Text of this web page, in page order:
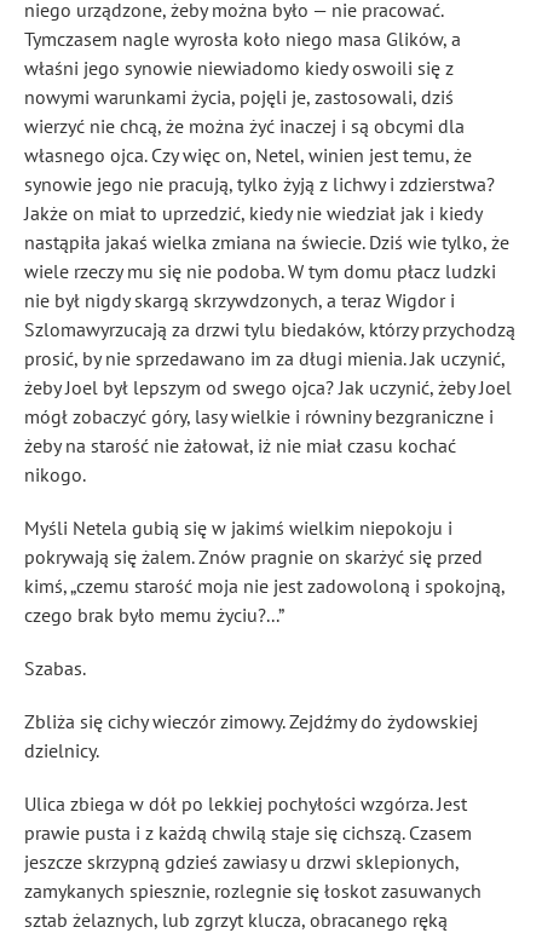
niego urządzone, żeby można było — nie pracować.
Tymczasem nagle wyrosła koło niego masa Glików, a
właśni jego synowie niewiadomo kiedy oswoili się z
nowymi warunkami życia, pojęli je, zastosowali, dziś
wierzyć nie chcą, że można żyć inaczej i są obcymi dla
własnego ojca. Czy więc on, Netel, winien jest temu, że
synowie jego nie pracują, tylko żyją z lichwy i zdzierstwa?
Jakże on miał to uprzedzić, kiedy nie wiedział jak i kiedy
nastąpiła jakaś wielka zmiana na świecie. Dziś wie tylko, że
wiele rzeczy mu się nie podoba. W tym domu płacz ludzki
nie był nigdy skargą skrzywdzonych, a teraz Wigdor i
Szlomawyrzucają za drzwi tylu biedaków, którzy przychodzą
prosić, by nie sprzedawano im za długi mienia. Jak uczynić,
żeby Joel był lepszym od swego ojca? Jak uczynić, żeby Joel
mógł zobaczyć góry, lasy wielkie i równiny bezgraniczne i
żeby na starość nie żałował, iż nie miał czasu kochać
nikogo.
Myśli Netela gubią się w jakimś wielkim niepokoju i
pokrywają się żalem. Znów pragnie on skarżyć się przed
kimś, „czemu starość moja nie jest zadowoloną i spokojną,
czego brak było memu życiu?...”
Szabas.
Zbliża się cichy wieczór zimowy. Zejdźmy do żydowskiej
dzielnicy.
Ulica zbiega w dół po lekkiej pochyłości wzgórza. Jest
prawie pusta i z każdą chwilą staje się cichszą. Czasem
jeszcze skrzypną gdzieś zawiasy u drzwi sklepionych,
zamykanych spiesznie, rozlegnie się łoskot zasuwanych
sztab żelaznych, lub zgrzyt klucza, obracanego ręką